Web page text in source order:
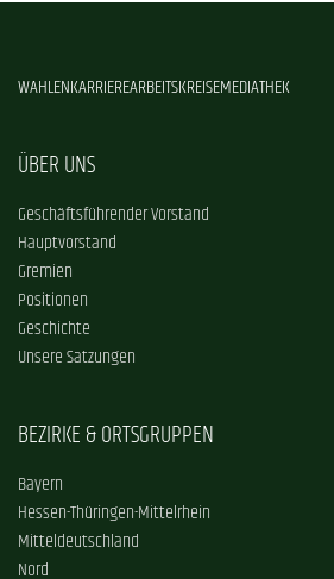
WAHLENKARRIEREARBEITSKREISEMEDIATHEK
ÜBER UNS
Geschäftsführender Vorstand
Hauptvorstand
Gremien
Positionen
Geschichte
Unsere Satzungen
BEZIRKE & ORTSGRUPPEN
Bayern
Hessen-Thüringen-Mittelrhein
Mitteldeutschland
Nord